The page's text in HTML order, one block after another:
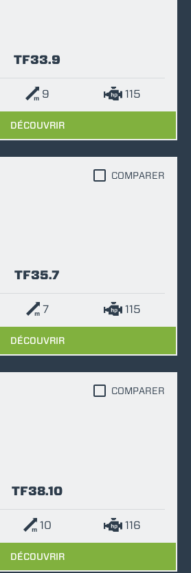
TF33.9
9 115
DÉCOUVRIR
TF35.7
7 115
DÉCOUVRIR
COMPARER
TF38.10
10 116
DÉCOUVRIR
COMPARER